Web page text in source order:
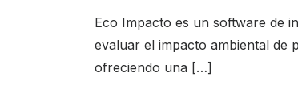
Eco Impacto es un software de
evaluar el impacto ambiental de
ofreciendo una […]